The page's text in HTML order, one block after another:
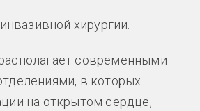
хирургии.
современными
в которых
на открытом сердце,